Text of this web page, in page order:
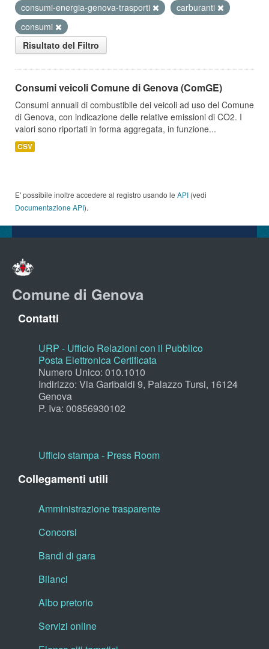
consumi-energia-genova-trasporti
carburanti
consumi
Risultato del Filtro
Consumi veicoli Comune di Genova (ComGE)
Consumi annuali di combustibile dei veicoli ad uso del Comune
di Genova, con indicazione delle relative emissioni di CO2. I
valori sono riportati in forma aggregata, in funzione...
CSV
E' possibile inoltre accedere al registro usando le API (vedi
Documentazione API).
Comune di Genova
Contatti
URP - Ufficio Relazioni con il Pubblico
Posta Elettronica Certificata
Numero Unico: 010.1010
Indirizzo: Via Garibaldi 9, Palazzo Tursi, 16124
Genova
P. Iva: 00856930102
Ufficio stampa - Press Room
Collegamenti utili
Amministrazione trasparente
Concorsi
Bandi di gara
Bilanci
Albo pretorio
Servizi online